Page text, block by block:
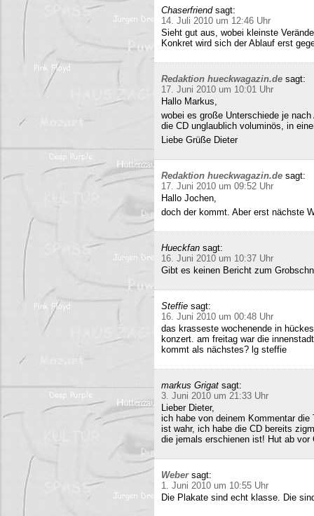
Chaserfriend sagt:
14. Juli 2010 um 12:46 Uhr
Sieht gut aus, wobei kleinste
Konkret wird sich der Ablauf erst
Redaktion hueckwagazin.de sagt:
17. Juni 2010 um 10:01 Uhr
Hallo Markus,
wobei es große Unterschiede je
die CD unglaublich voluminös, in
Liebe Grüße Dieter
Redaktion hueckwagazin.de sagt:
17. Juni 2010 um 09:52 Uhr
Hallo Jochen,
doch der kommt. Aber erst nächste
Hueckfan sagt:
16. Juni 2010 um 10:37 Uhr
Gibt es keinen Bericht zum
Steffie sagt:
16. Juni 2010 um 00:48 Uhr
das krasseste wochenende in
konzert. am freitag war die
kommt als nächstes? lg steffie
markus Grigat sagt:
3. Juni 2010 um 21:33 Uhr
Lieber Dieter,
ich habe von deinem Kommentar
ist wahr, ich habe die CD bereits
die jemals erschienen ist! Hut ab vor
Weber sagt:
1. Juni 2010 um 10:55 Uhr
Die Plakate sind echt klasse. Die